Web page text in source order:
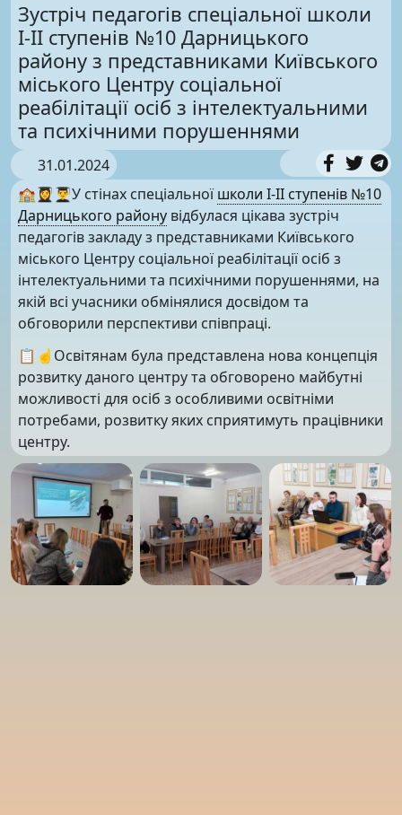
Зустріч педагогів спеціальної школи
І-ІІ ступенів №10 Дарницького
району з представниками Київського
міського Центру соціальної
реабілітації осіб з інтелектуальними
та психічними порушеннями
31.01.2024
🏫👩‍🎓👨‍🎓У стінах спеціальноїшколи І-ІІ ступенів №10
Дарницького району відбулася цікава зустріч
педагогів закладу з представниками Київського
міського Центру соціальної реабілітації осіб з
інтелектуальними та психічними порушеннями, на
якій всі учасники обмінялися досвідом та
обговорили перспективи співпраці.
📋☝️Освітянам була представлена нова концепція
розвитку даного центру та обговорено майбутні
можливості для осіб з особливими освітніми
потребами, розвитку яких сприятимуть працівники
центру.